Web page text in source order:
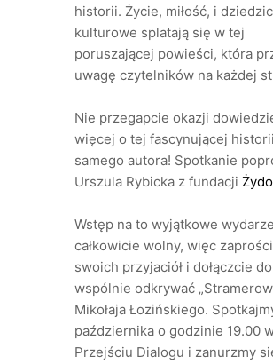
historii. Życie, miłość, i
kulturowe splatają się w tej
poruszającej powieści, która
uwagę czytelników na każdej
Nie przegapcie okazji
więcej o tej fascynującej
samego autora! Spotkanie
Urszula Rybicka z fundacji
Wstęp na to wyjątkowe
całkowicie wolny, więc
swoich przyjaciół i dołączcie
wspólnie odkrywać
Mikołaja Łozińskiego.
października o godzinie 19.00
Przejściu Dialogu i zanurzmy